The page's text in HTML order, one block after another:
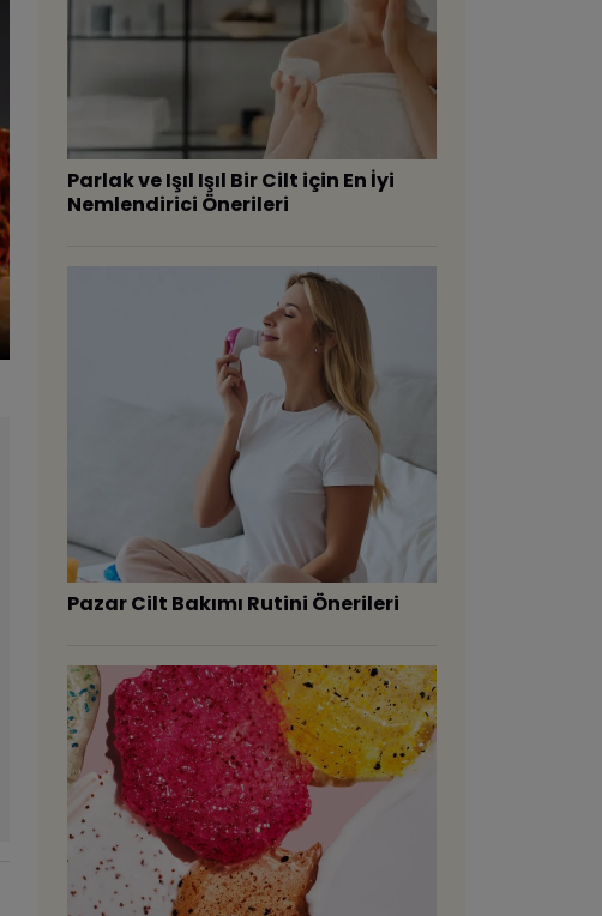
Parlak ve Işıl Işıl Bir Cilt için En İyi
Nemlendirici Önerileri
Pazar Cilt Bakımı Rutini Önerileri